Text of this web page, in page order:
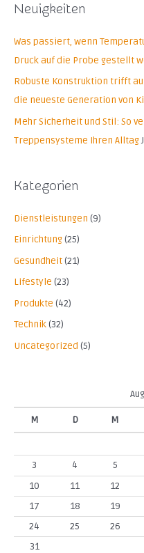
h
h
:
Neuigkeiten
Was passiert, wenn
Druck auf die Probe gestellt
Robuste Konstruktion trifft
die neueste Generation von
Mehr Sicherheit und Stil: So
Treppensysteme Ihren Alltag
Kategorien
Dienstleistungen (9)
Einrichtung(25)
Gesundheit(21)
Lifestyle (23)
Produkte (42)
Technik(32)
Uncategorized (5)
M D M
3
4 5
10
11 12
17
18 19
24
25 26
31